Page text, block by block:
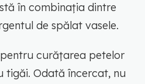
în combinația dintre
de spălat vasele.
curățarea petelor
tigăi. Odată încercat, nu